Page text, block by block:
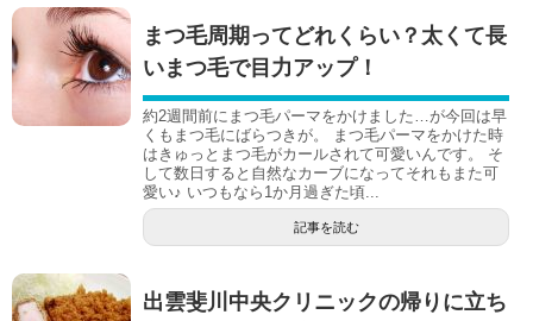
まつ毛周期ってどれくらい？太くて長
いまつ毛で目力アップ！
約2週間前にまつ毛パーマをかけました…が今回は早
くもまつ毛にばらつきが。 まつ毛パーマをかけた時
はきゅっとまつ毛がカールされて可愛いんです。 そ
して数日すると自然なカーブになってそれもまた可
愛い♪ いつもなら1か月過ぎた頃...
記事を読む
出雲斐川中央クリニックの帰りに立ち